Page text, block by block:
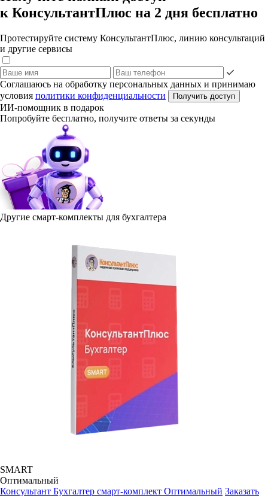
к КонсультантПлюс на 2 дня бесплатно
Протестируйте систему КонсультантПлюс, линию консультаций
и другие сервисы
Соглашаюсь на обработку персональных данных и принимаю
условия политики конфиденциальности Получить доступ
ИИ-помощник в подарок
Попробуйте бесплатно, получите ответы за секунды
Другие смарт-комплекты для бухгалтера
SMART
Оптимальный
Консультант Бухгалтер смарт-комплект Оптимальный Заказать